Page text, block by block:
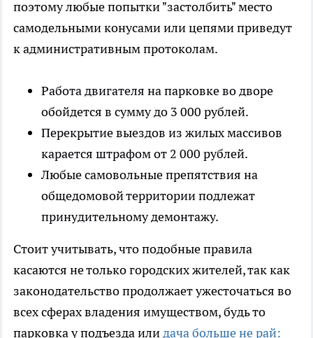
поэтому любые попытки "застолбить" место
самодельными конусами или цепями приведут
к административным протоколам.
Работа двигателя на парковке во дворе
обойдется в сумму до 3 000 рублей.
Перекрытие выездов из жилых массивов
карается штрафом от 2 000 рублей.
Любые самовольные препятствия на
общедомовой территории подлежат
принудительному демонтажу.
Стоит учитывать, что подобные правила
касаются не только городских жителей, так как
законодательство продолжает ужесточаться во
всех сферах владения имуществом, будь то
парковка у подъезда илидача больше не рай: